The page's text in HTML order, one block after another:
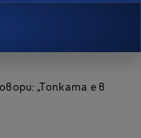
„Топката е в